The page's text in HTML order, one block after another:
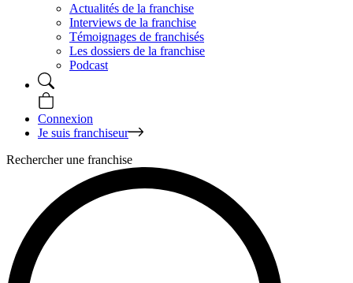
Actualités de la franchise
Interviews de la franchise
Témoignages de franchisés
Les dossiers de la franchise
Podcast
Connexion
Je suis franchiseur
Rechercher une franchise